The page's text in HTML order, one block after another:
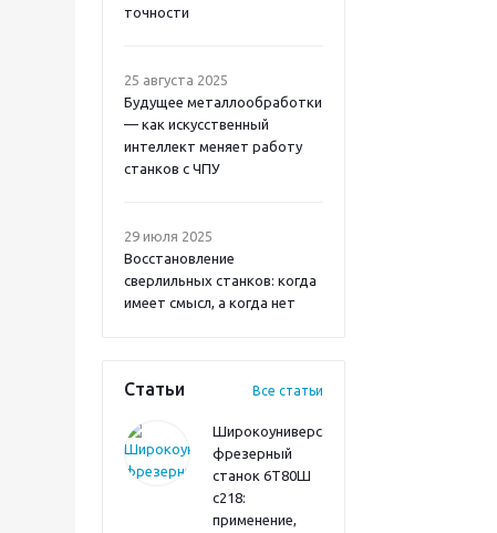
точности
25 августа 2025
Будущее металлообработки
— как искусственный
интеллект меняет работу
станков с ЧПУ
29 июля 2025
Восстановление
сверлильных станков: когда
имеет смысл, а когда нет
Статьи Все статьи
Широкоуниверсальный
фрезерный
станок 6Т80Ш
с218:
применение,